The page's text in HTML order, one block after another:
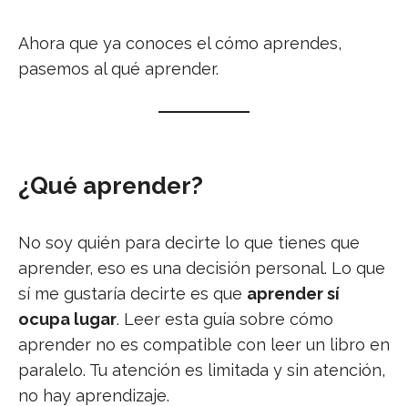
Ahora que ya conoces el cómo aprendes,
pasemos al qué aprender.
¿Qué aprender?
No soy quién para decirte lo que tienes que
aprender, eso es una decisión personal. Lo que
sí me gustaría decirte es que aprender sí
ocupa lugar. Leer esta guía sobre cómo
aprender no es compatible con leer un libro en
paralelo. Tu atención es limitada y sin atención,
no hay aprendizaje.